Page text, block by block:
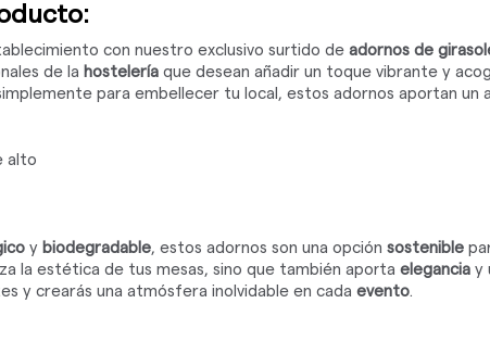
con nuestro exclusivo surtido de adornos de
de la hosteleríaque desean añadir un toque vibrante y
para embellecer tu local, estos adornos aportan un
alto
y biodegradable, estos adornos son una opción sostenible
la estética de tus mesas, sino que también aporta eleganciay
y crearás una atmósfera inolvidable en cada evento.